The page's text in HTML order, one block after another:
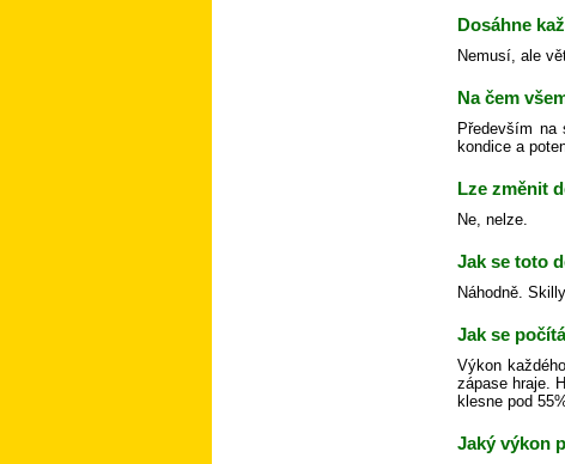
Dosáhne
Nemusí, ale
Na čem
Především
kondice a
Lze změnit
Ne, nelze.
Jak se toto
Náhodně.
Jak se
Výkon
zápase hraje.
klesne pod
Jaký výkon